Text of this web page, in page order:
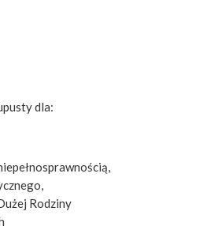
dla:
Rodziny